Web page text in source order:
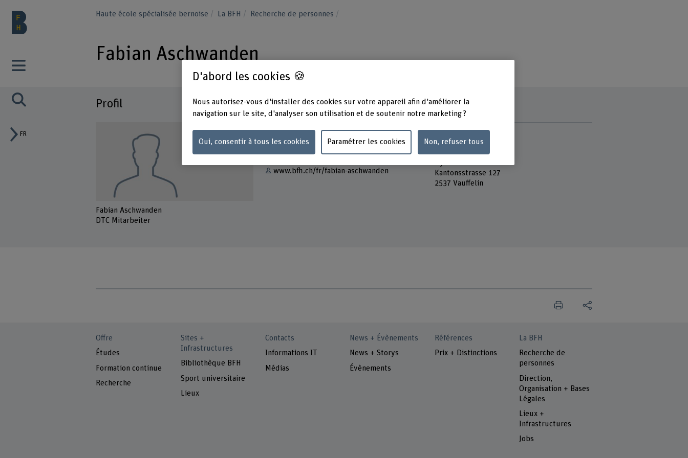
FR
Haute école spécialisée bernoise La BFH Recherche de personnes
Fabian Aschwanden
Profil
Fabian Aschwanden
DTC Mitarbeiter
Contact
www.bfh.ch/fr/fabian-aschwanden
Adresse
Berner Fachhochschule
Kantonsstrasse 127
2537 Vauffelin
Offre
Études
Formation continue
Recherche
Sites +
Infrastructures
Bibliothèque BFH
Sport universitaire
Lieux
Contacts
Informations IT
Médias
News + Évènements
News + Storys
Évènements
Références
Prix + Distinctions
La BFH
Recherche de
personnes
Direction,
Organisation + Bases
Légales
Lieux +
Infrastructures
Jobs
D'abord les cookies 🍪
Nous autorisez-vous d'installer des cookies sur votre appareil afin d'améliorer la
navigation sur le site, d'analyser son utilisation et de soutenir notre marketing ?
Oui, consentir à tous les cookies Paramétrer les cookies Non, refuser tous